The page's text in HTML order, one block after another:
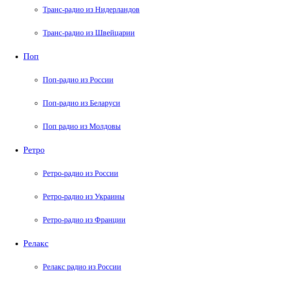
Транс-радио из Нидерландов
Транс-радио из Швейцарии
Поп
Поп-радио из России
Поп-радио из Беларуси
Поп радио из Молдовы
Ретро
Ретро-радио из России
Ретро-радио из Украины
Ретро-радио из Франции
Релакс
Релакс радио из России